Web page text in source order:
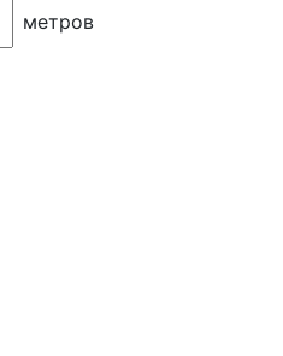
метров